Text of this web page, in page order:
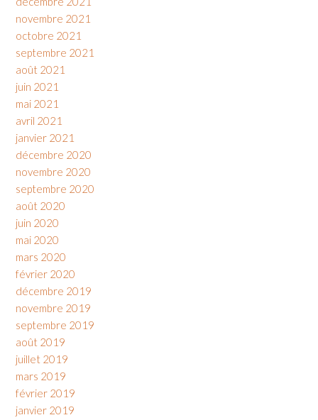
novembre 2021
octobre 2021
septembre 2021
août 2021
juin 2021
mai 2021
avril 2021
janvier 2021
décembre 2020
novembre 2020
septembre 2020
août 2020
juin 2020
mai 2020
mars 2020
février 2020
décembre 2019
novembre 2019
septembre 2019
août 2019
juillet 2019
mars 2019
février 2019
janvier 2019